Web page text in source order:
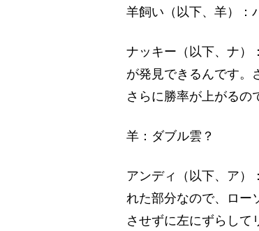
羊飼い（以下、羊）：
ナッキー（以下、ナ）
が発見できるんです。
さらに勝率が上がるの
羊：ダブル雲？
アンディ（以下、ア）
れた部分なので、ロー
させずに左にずらして